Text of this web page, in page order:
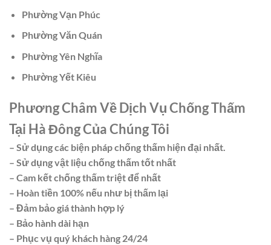
Phường Vạn Phúc
Phường Văn Quán
Phường Yên Nghĩa
Phường Yết Kiêu
Phương Châm Về Dịch Vụ Chống Thấm
Tại Hà Đông Của Chúng Tôi
– Sử dụng các biện pháp chống thấm hiện đại nhất.
– Sử dụng vật liệu chống thấm tốt nhất
– Cam kết chống thấm triệt để nhất
– Hoàn tiền 100% nếu như bị thấm lại
– Đảm bảo giá thành hợp lý
– Bảo hành dài hạn
– Phục vụ quý khách hàng 24/24